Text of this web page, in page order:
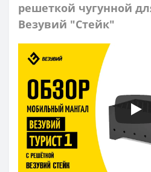
решеткой чугунной
Везувий "Стейк"